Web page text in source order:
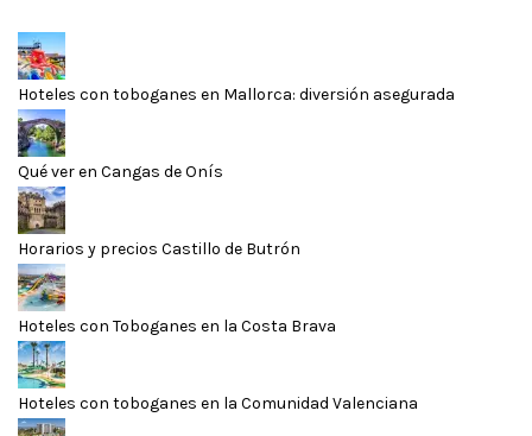
Hoteles con toboganes en Mallorca: diversión asegurada
Qué ver en Cangas de Onís
Horarios y precios Castillo de Butrón
Hoteles con Toboganes en la Costa Brava
Hoteles con toboganes en la Comunidad Valenciana